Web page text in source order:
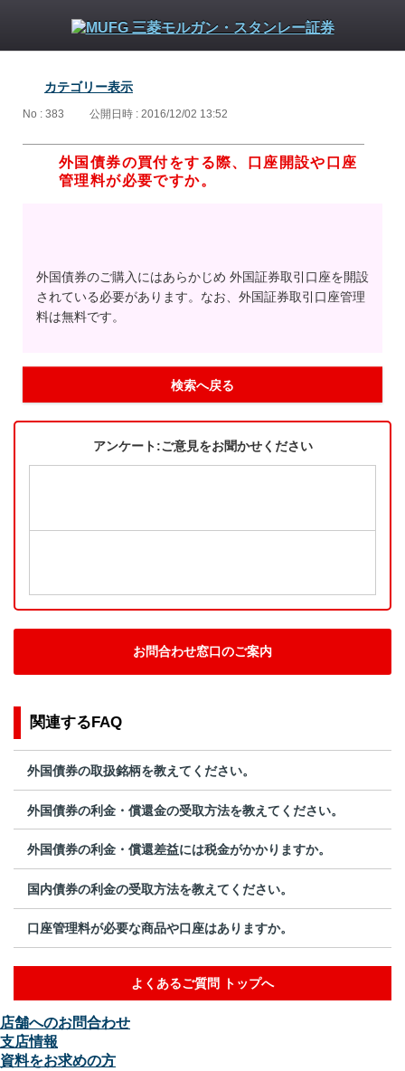
カテゴリー表示
No : 383 公開日時 : 2016/12/02 13:52
外国債券の買付をする際、口座開設や口座
管理料が必要ですか。
外国債券のご購入にはあらかじめ 外国証券取引口座を開設
されている必要があります。なお、外国証券取引口座管理
料は無料です。
検索へ戻る
アンケート:ご意見をお聞かせください
お問合わせ窓口のご案内
関連するFAQ
外国債券の取扱銘柄を教えてください。
外国債券の利金・償還金の受取方法を教えてください。
外国債券の利金・償還差益には税金がかかりますか。
国内債券の利金の受取方法を教えてください。
口座管理料が必要な商品や口座はありますか。
よくあるご質問 トップへ
店舗へのお問合わせ
支店情報
資料をお求めの方